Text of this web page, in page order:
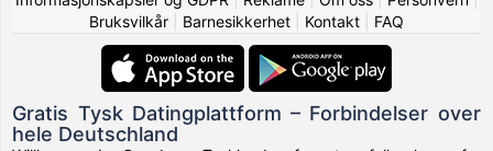
Bruksvilkår
Barnesikkerhet Kontakt FAQ
Gratis Tysk Datingplattform – Forbindelser over
hele Deutschland